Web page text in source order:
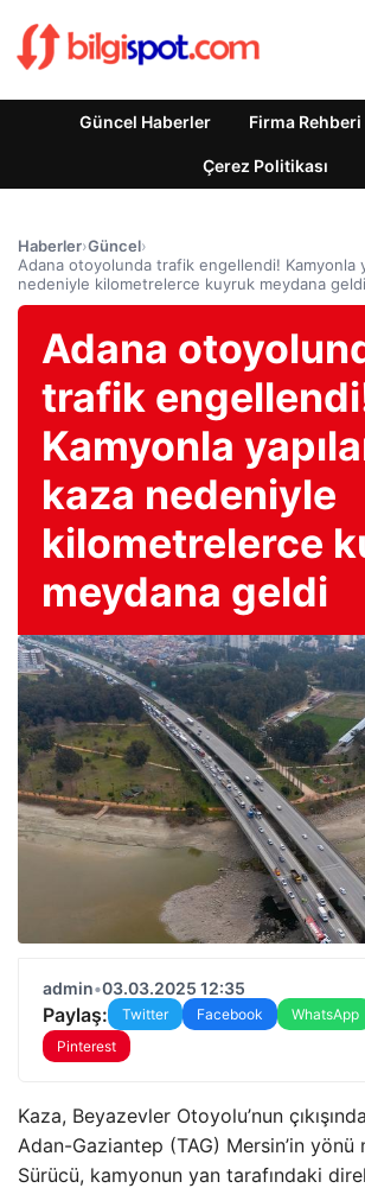
Güncel Haberler Firma Rehberi
Çerez Politikası
Haberler›Güncel›
Adana otoyolunda trafik engellendi! Kamyonla
nedeniyle kilometrelerce kuyruk meydana geldi
Adana
trafik
Kamyonla
kaza nedeniyle
kilometrelerce
meydana geldi
admin•03.03.2025 12:35
Paylaş: Twitter Facebook WhatsApp
Pinterest
Kaza, Beyazevler Otoyolu’nun
Adan-Gaziantep (TAG) Mersin’in yönü
Sürücü, kamyonun yan tarafındaki